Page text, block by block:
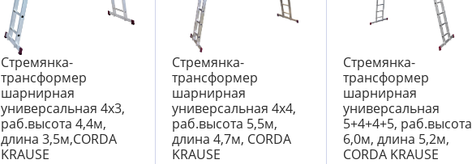
Стремянка-
трансформер
шарнирная
универсальная 4х3,
раб.высота 4,4м,
длина 3,5м,CORDA
KRAUSE
Стремянка-
трансформер
шарнирная
универсальная 4х4,
раб.высота 5,5м,
длина 4,7м, CORDA
KRAUSE
Стремянка-
трансформер
шарнирная
универсальная
5+4+4+5, раб.высота
6,0м, длина 5,2м,
CORDA KRAUSE